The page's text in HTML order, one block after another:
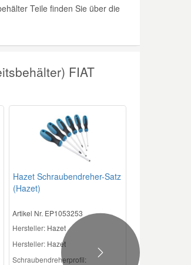
Teile finden Sie über die
FIAT
Hazet Schraubendreher-Satz
(Hazet)
Artikel Nr. EP1053253
Hersteller: Hazet
Hersteller: Hazet
Schraubendreherprofil:
Next